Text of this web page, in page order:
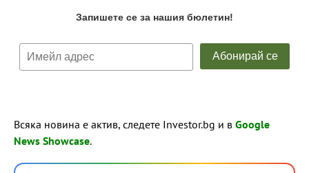
Всяка новина е актив, следете Investor.bg и в Google
News Showcase.